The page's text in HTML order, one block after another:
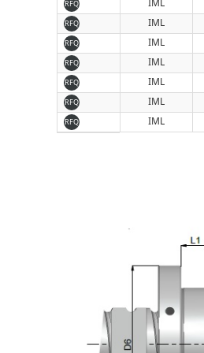
RFQ
RFQ IML
RFQ IML
RFQ IML
RFQ IML
RFQ IML
RFQ IML